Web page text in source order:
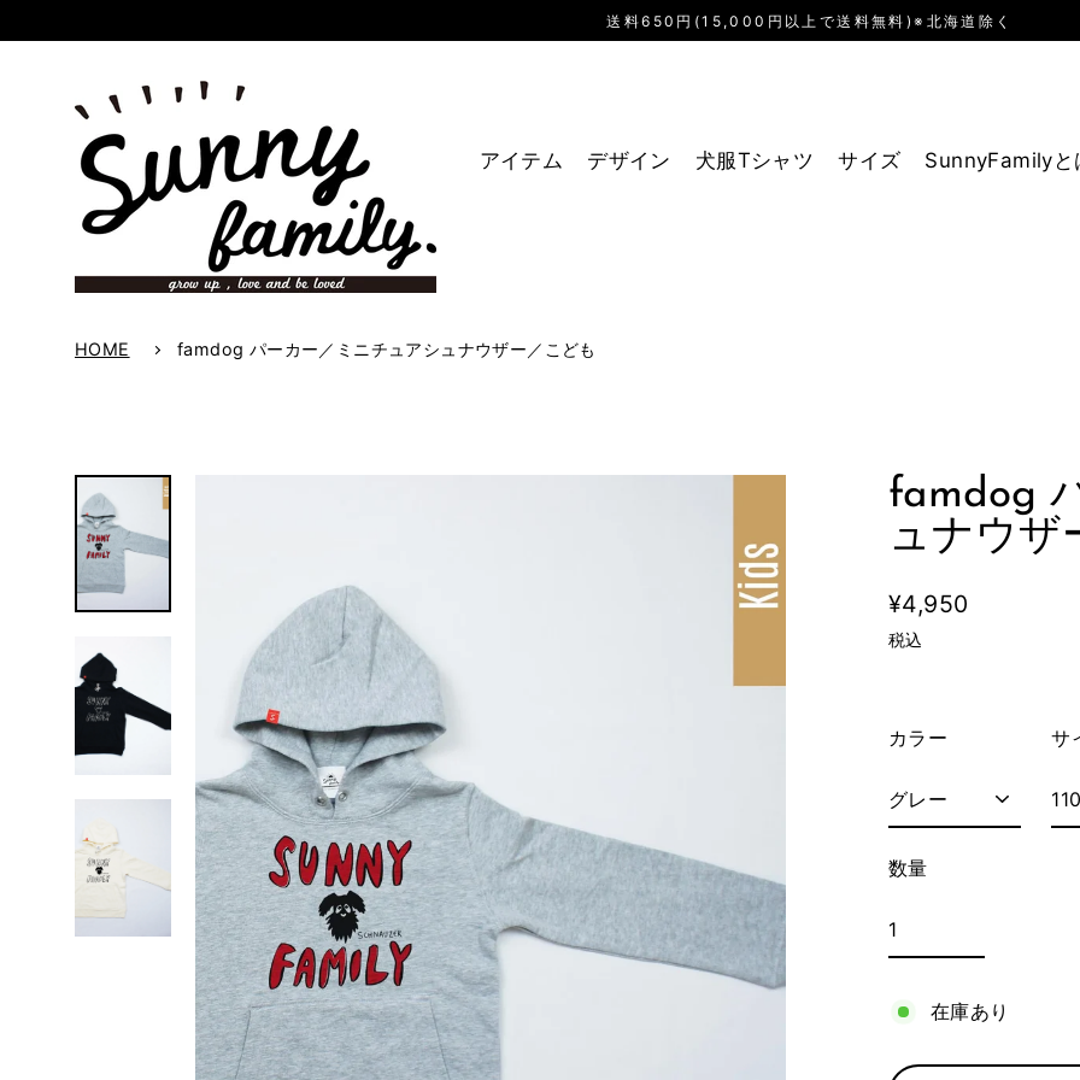
送料650円(15,000円以上で送料無料)※北海道除く
アイテム デザイン 犬服Tシャツ サイズ SunnyFamilyと
HOME famdog パーカー／ミニチュアシュナウザー／こども
famdog
ュナウザ
常
¥4,950
税込
カラー サ
数量
在庫あり